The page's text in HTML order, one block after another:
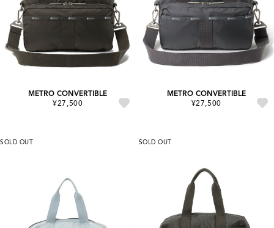
METRO CONVERTIBLE
¥27,500
METRO CONVERTIBLE
¥27,500
SOLD OUT SOLD OUT